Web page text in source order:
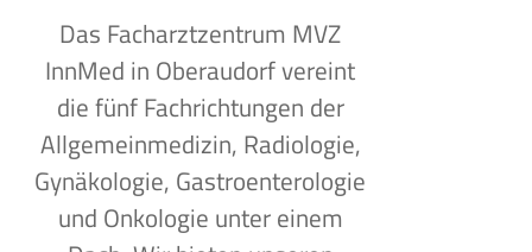
Das Facharztzentrum MVZ
InnMed in Oberaudorf vereint
die fünf Fachrichtungen der
Allgemeinmedizin, Radiologie,
Gynäkologie, Gastroenterologie
und Onkologie unter einem